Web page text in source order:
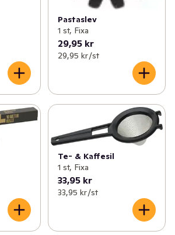
Pastaslev
1 st, Fixa
29,95 kr
29,95 kr /st
Te- & Kaffesil
1 st, Fixa
33,95 kr
33,95 kr /st